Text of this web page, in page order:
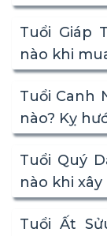
Tuổi Giáp
nào khi
Tuổi Canh
nào? Kỵ
Tuổi Quý
nào khi xây
Tuổi Ất